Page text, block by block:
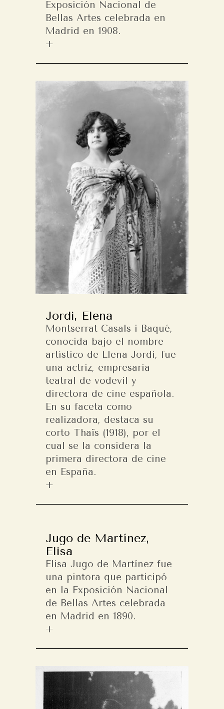
Exposición Nacional de
Bellas Artes celebrada en
Madrid en 1908.
Jordi, Elena
Montserrat Casals i Baqué,
conocida bajo el nombre
artístico de Elena Jordi, fue
una actriz, empresaria
teatral de vodevil y
directora de cine española.
En su faceta como
realizadora, destaca su
corto Thaïs (1918), por el
cual se la considera la
primera directora de cine
en España.
Jugo de Martínez,
Elisa
Elisa Jugo de Martínez fue
una pintora que participó
en la Exposición Nacional
de Bellas Artes celebrada
en Madrid en 1890.